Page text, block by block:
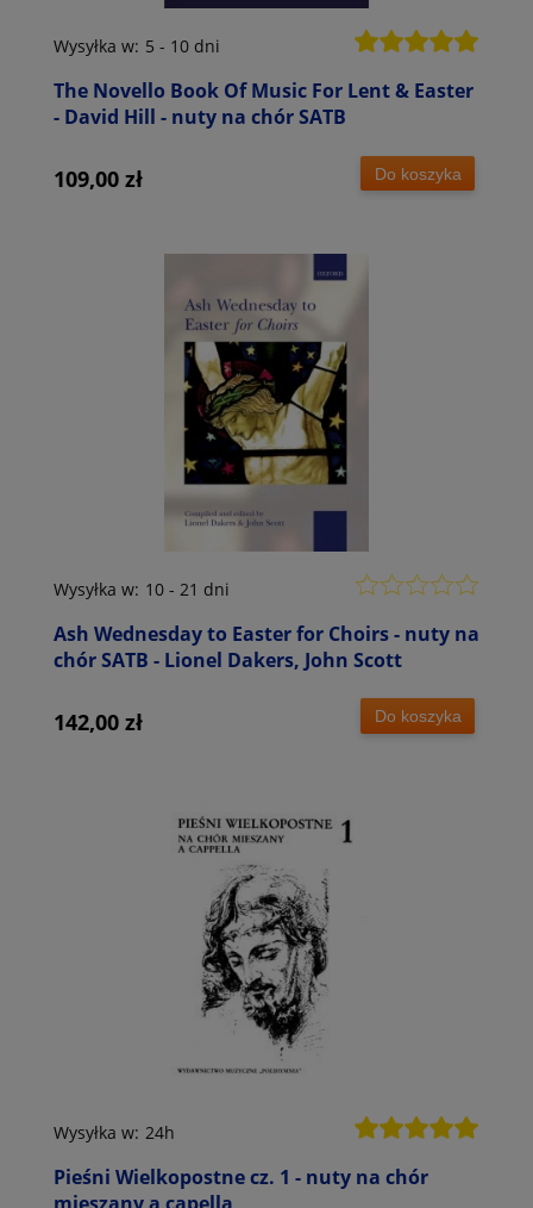
The Novello Book Of Music For Lent & Easter
- David Hill - nuty na chór SATB
Wysyłka w: 5 - 10 dni
109,00 zł Do koszyka
Ash Wednesday to Easter for Choirs - nuty na
chór SATB - Lionel Dakers, John Scott
Wysyłka w: 10 - 21 dni
142,00 zł Do koszyka
Pieśni Wielkopostne cz. 1 - nuty na chór
Wysyłka w: 24h